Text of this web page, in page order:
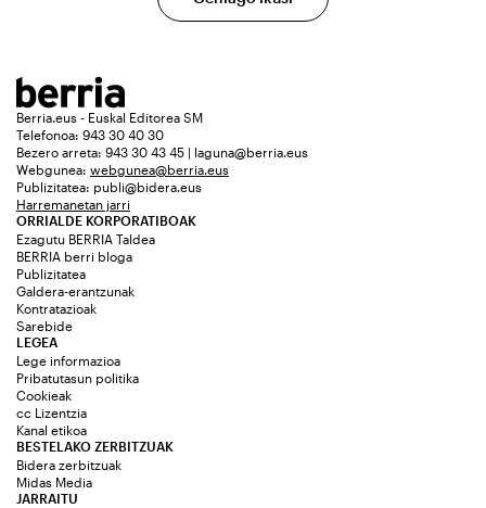
Berria.eus - Euskal Editorea SM
Telefonoa: 943 30 40 30
Bezero arreta: 943 30 43 45 | laguna@berria.eus
Webgunea: webgunea@berria.eus
Publizitatea: publi@bidera.eus
Harremanetan jarri
ORRIALDE KORPORATIBOAK
Ezagutu BERRIA Taldea
BERRIA berri bloga
Publizitatea
Galdera-erantzunak
Kontratazioak
Sarebide
JARRAITU
LEGEA
Lege informazioa
Pribatutasun politika
Cookieak
cc Lizentzia
Kanal etikoa
BESTELAKO ZERBITZUAK
Bidera zerbitzuak
Midas Media